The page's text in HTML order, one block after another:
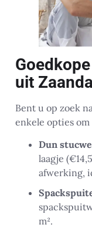
uit
Bent u op zoek
enkele opties
Dun
laagje
afwerking,
m².